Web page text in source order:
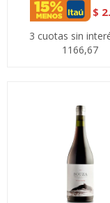
$
3 cuotas sin
1166,67